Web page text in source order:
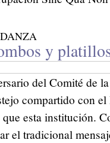
y
del Comité de
compartido con
esta institución.
el tradicional